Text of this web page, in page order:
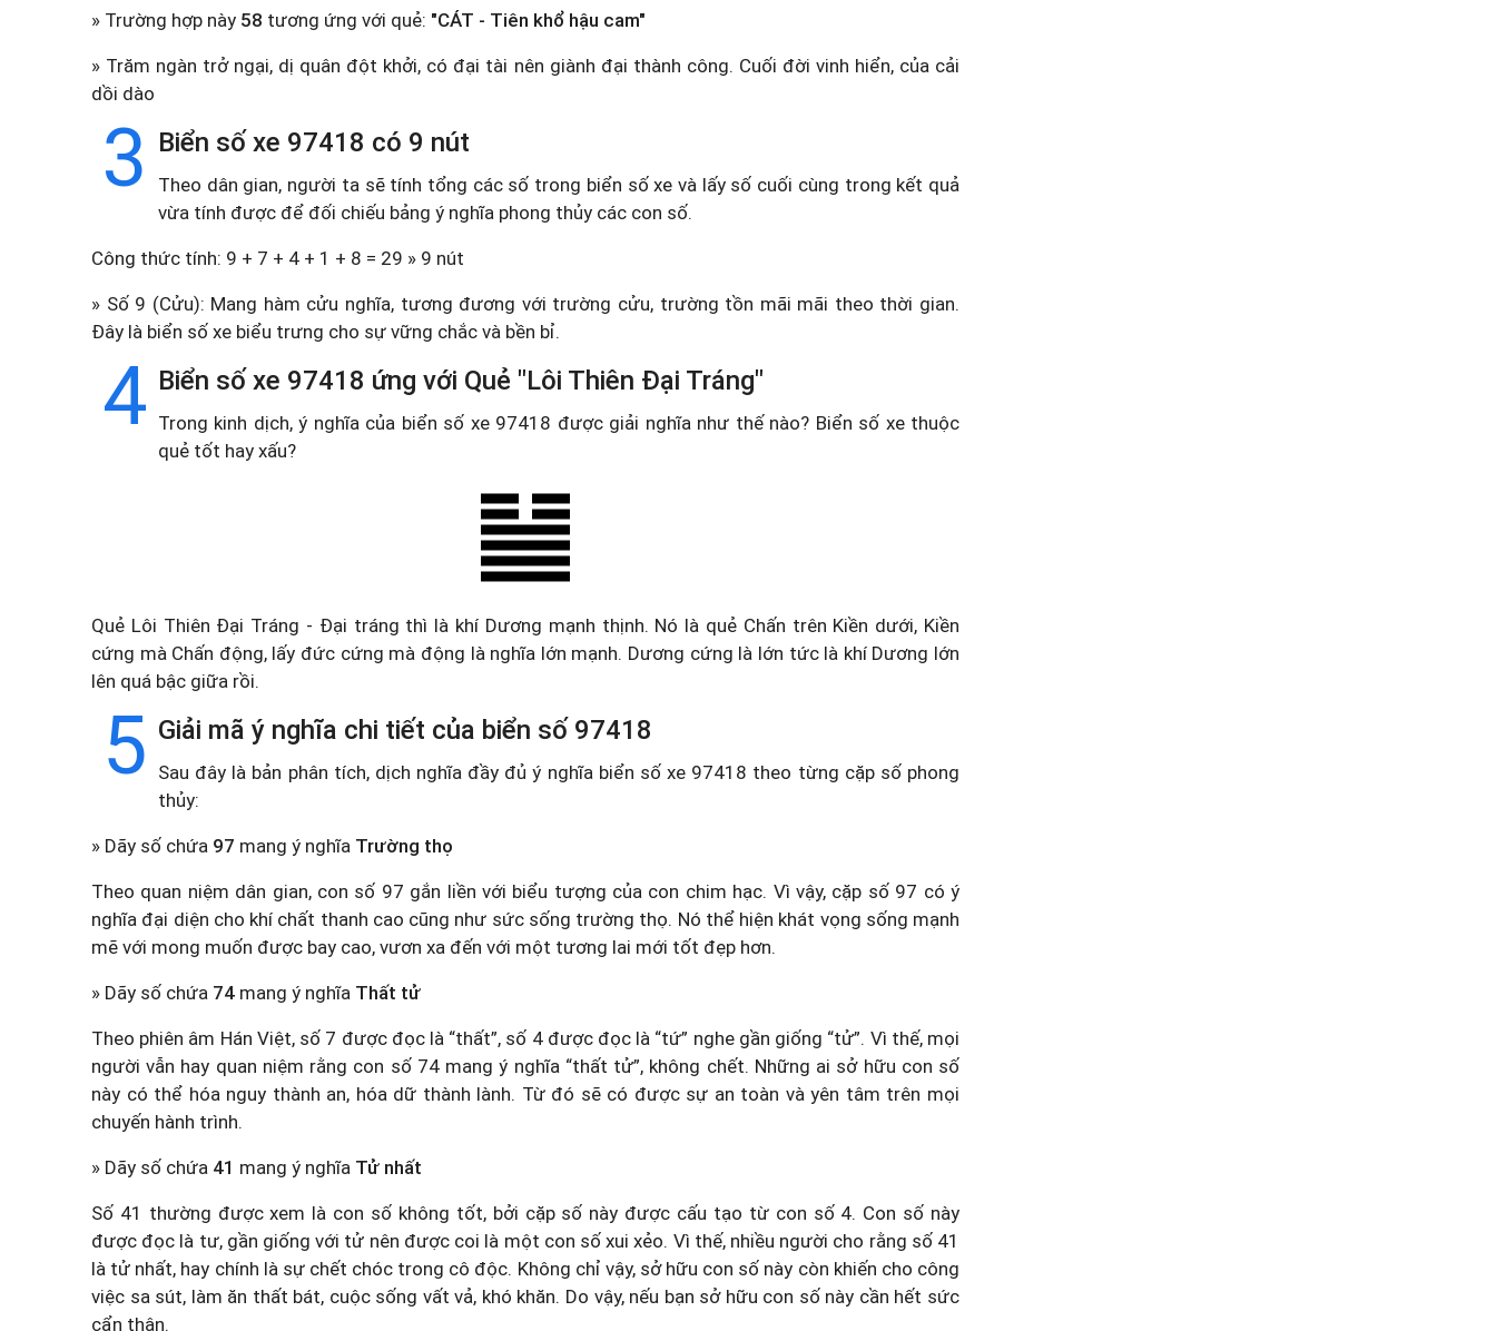
» Trường hợp này 58 tương ứng với quẻ: "CÁT - Tiên khổ hậu cam"
» Trăm ngàn trở ngại, dị quân đột khởi, có đại tài nên giành đại thành công. Cuối đời vinh hiển, của cải
dồi dào
3 Biển số xe 97418 có 9 nút
Theo dân gian, người ta sẽ tính tổng các số trong biển số xe và lấy số cuối cùng trong kết quả
vừa tính được để đối chiếu bảng ý nghĩa phong thủy các con số.
Công thức tính: 9 + 7 + 4 + 1 + 8 = 29 » 9 nút
» Số 9 (Cửu): Mang hàm cửu nghĩa, tương đương với trường cửu, trường tồn mãi mãi theo thời gian.
Đây là biển số xe biểu trưng cho sự vững chắc và bền bỉ.
4 Biển số xe 97418 ứng với Quẻ "Lôi Thiên Đại Tráng"
Trong kinh dịch, ý nghĩa của biển số xe 97418 được giải nghĩa như thế nào? Biển số xe thuộc
quẻ tốt hay xấu?
Quẻ Lôi Thiên Đại Tráng - Đại tráng thì là khí Dương mạnh thịnh. Nó là quẻ Chấn trên Kiền dưới, Kiền
cứng mà Chấn động, lấy đức cứng mà động là nghĩa lớn mạnh. Dương cứng là lớn tức là khí Dương lớn
lên quá bậc giữa rồi.
5 Giải mã ý nghĩa chi tiết của biển số 97418
Sau đây là bản phân tích, dịch nghĩa đầy đủ ý nghĩa biển số xe 97418 theo từng cặp số phong
thủy:
» Dãy số chứa 97 mang ý nghĩa Trường thọ
Theo quan niệm dân gian, con số 97 gắn liền với biểu tượng của con chim hạc. Vì vậy, cặp số 97 có ý
nghĩa đại diện cho khí chất thanh cao cũng như sức sống trường thọ. Nó thể hiện khát vọng sống mạnh
mẽ với mong muốn được bay cao, vươn xa đến với một tương lai mới tốt đẹp hơn.
» Dãy số chứa 74 mang ý nghĩa Thất tử
Theo phiên âm Hán Việt, số 7 được đọc là “thất”, số 4 được đọc là “tứ” nghe gần giống “tử”. Vì thế, mọi
người vẫn hay quan niệm rằng con số 74 mang ý nghĩa “thất tử”, không chết. Những ai sở hữu con số
này có thể hóa nguy thành an, hóa dữ thành lành. Từ đó sẽ có được sự an toàn và yên tâm trên mọi
chuyến hành trình.
» Dãy số chứa 41 mang ý nghĩa Tử nhất
Số 41 thường được xem là con số không tốt, bởi cặp số này được cấu tạo từ con số 4. Con số này
được đọc là tư, gần giống với tử nên được coi là một con số xui xẻo. Vì thế, nhiều người cho rằng số 41
là tử nhất, hay chính là sự chết chóc trong cô độc. Không chỉ vậy, sở hữu con số này còn khiến cho công
việc sa sút, làm ăn thất bát, cuộc sống vất vả, khó khăn. Do vậy, nếu bạn sở hữu con số này cần hết sức
cẩn thận.